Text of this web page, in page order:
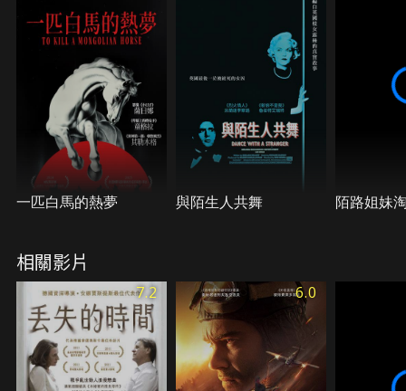
一匹白馬的熱夢 與陌生人共舞 陌路姐妹
相關影片
7.2 6.0